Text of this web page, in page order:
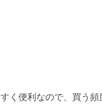
く便利なので、買う頻